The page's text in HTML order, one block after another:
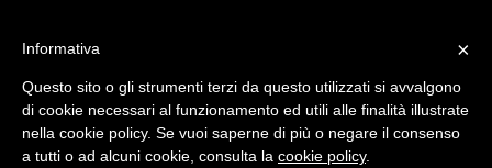
Menù
HAI UN CODICE? SEI UN ARTISTA?
×
Informativa
Questo sito o gli strumenti terzi da questo utilizzati si avvalgono
di cookie necessari al funzionamento ed utili alle finalità illustrate
nella cookie policy. Se vuoi saperne di più o negare il consenso
a tutti o ad alcuni cookie, consulta la cookie policy.